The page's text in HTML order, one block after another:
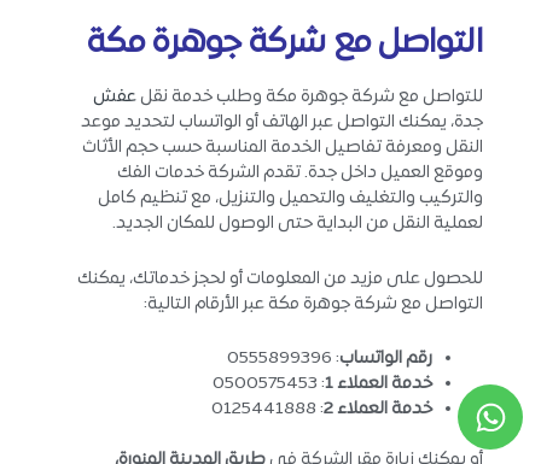
التواصل مع شركة جوهرة مكة
للتواصل مع شركة جوهرة مكة وطلب خدمة نقل عفش
جدة، يمكنك التواصل عبر الهاتف أو الواتساب لتحديد موعد
النقل ومعرفة تفاصيل الخدمة المناسبة حسب حجم الأثاث
وموقع العميل داخل جدة. تقدم الشركة خدمات الفك
والتركيب والتغليف والتحميل والتنزيل، مع تنظيم كامل
لعملية النقل من البداية حتى الوصول للمكان الجديد.
للحصول على مزيد من المعلومات أو لحجز خدماتك، يمكنك
التواصل مع شركة جوهرة مكة عبر الأرقام التالية:
رقم الواتساب: 0555899396
خدمة العملاء 1
: 0500575453
خدمة العملاء 2
: 0125441888